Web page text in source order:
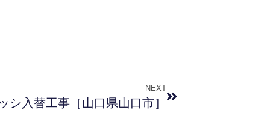
NEXT
シ入替工事［山口県山口市］